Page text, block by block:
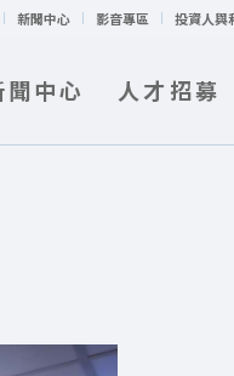
新聞中心 影音專區 投資人與
聞中心 人才招募